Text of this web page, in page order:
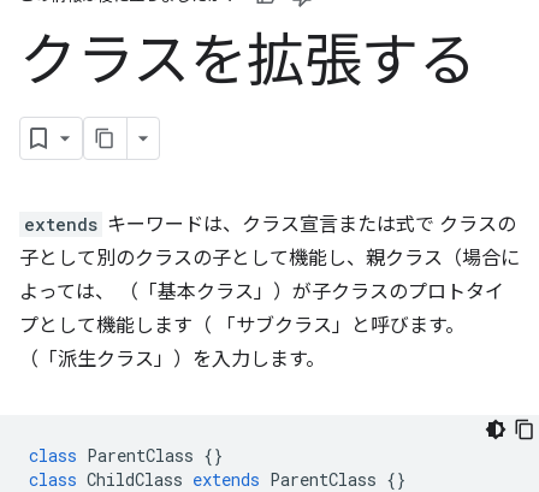
クラスを拡張する
extends キーワードは、クラス宣言または式で クラスの
子として別のクラスの子として機能し、親クラス（場合に
よっては、 （「基本クラス」）が子クラスのプロトタイ
プとして機能します（ 「サブクラス」と呼びます。
（「派生クラス」）を入力します。
class ParentClass {}
class ChildClass extends ParentClass {}